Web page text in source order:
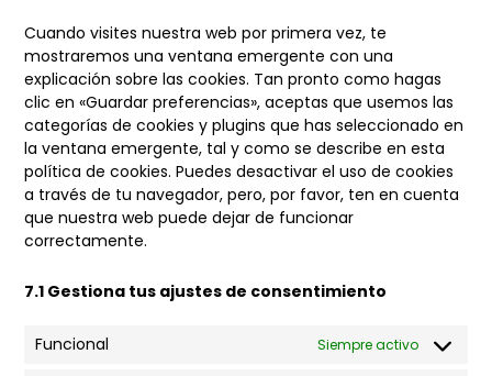
Cuando visites nuestra web por primera vez, te
mostraremos una ventana emergente con una
explicación sobre las cookies. Tan pronto como hagas
clic en «Guardar preferencias», aceptas que usemos las
categorías de cookies y plugins que has seleccionado en
la ventana emergente, tal y como se describe en esta
política de cookies. Puedes desactivar el uso de cookies
a través de tu navegador, pero, por favor, ten en cuenta
que nuestra web puede dejar de funcionar
correctamente.
7.1 Gestiona tus ajustes de consentimiento
Funcional Siempre activo